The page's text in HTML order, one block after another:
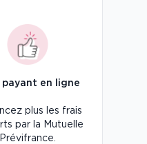
payant en ligne
plus les frais
par la Mutuelle
Prévifrance.